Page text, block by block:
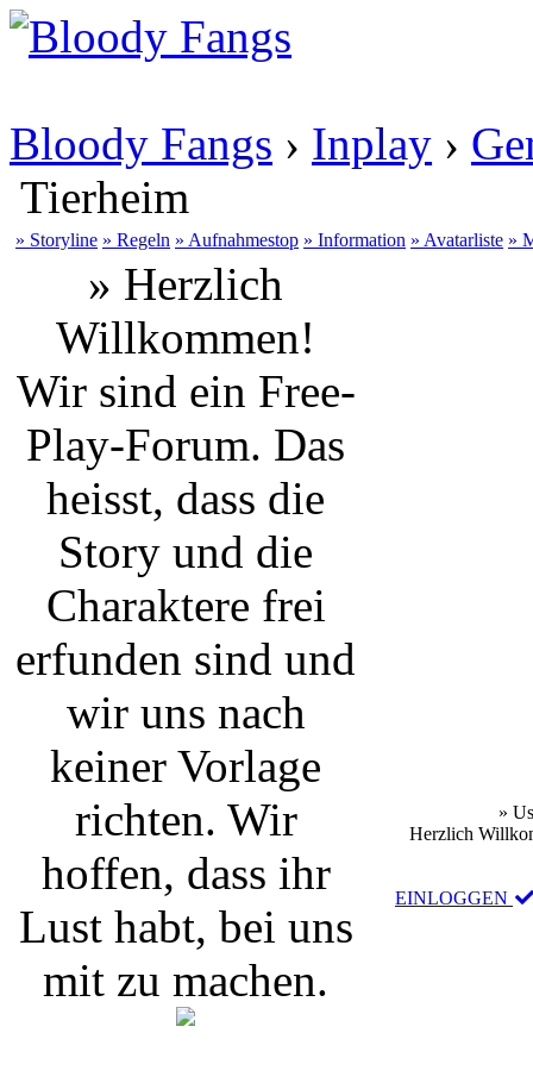
Bloody Fangs › Inplay ›
Tierheim
» Storyline » Regeln » Aufnahmestop » Information » Avatarliste »
» Herzlich
Willkommen!
Wir sind ein Free-
Play-Forum. Das
heisst, dass die
Story und die
Charaktere frei
erfunden sind und
wir uns nach
keiner Vorlage
richten. Wir
hoffen, dass ihr
Lust habt, bei uns
mit zu machen.
»
Herzlich
EINLOGGEN